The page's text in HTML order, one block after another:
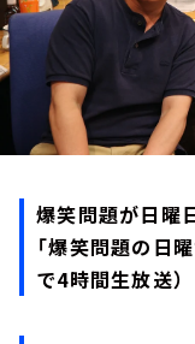
爆笑問題が日
「爆笑問題の日
で4時間生放送）